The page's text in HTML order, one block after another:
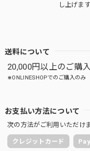
し上げます
送料について
20,000円以上のご購
⋇ONLINESHOPでのご購入のみ
お支払い方法について
次の方法がご利用いただけま
クレジットカード